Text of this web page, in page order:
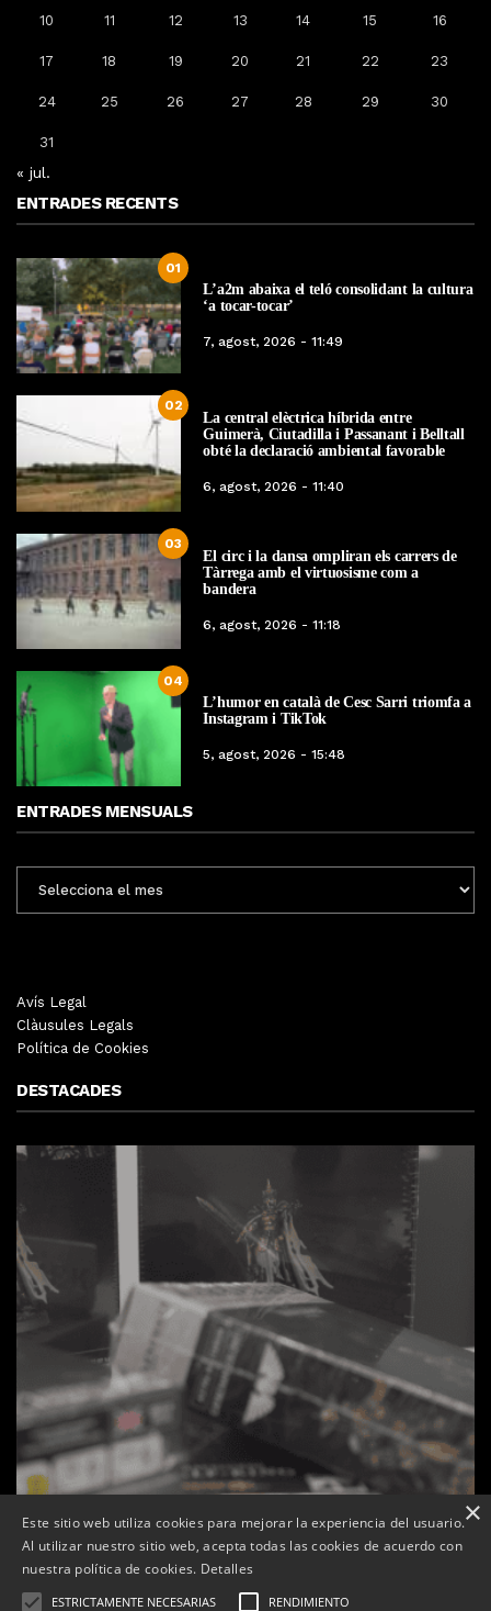
10 11 12 13 14 15 16
17 18 19 20 21 22 23
24 25 26 27 28 29 30
31
« jul.
ENTRADES RECENTS
01
L’a2m abaixa el teló consolidant la cultura
‘a tocar-tocar’
7, agost, 2026 - 11:49
02
La central elèctrica híbrida entre
Guimerà, Ciutadilla i Passanant i Belltall
obté la declaració ambiental favorable
6, agost, 2026 - 11:40
03
El circ i la dansa ompliran els carrers de
Tàrrega amb el virtuosisme com a
bandera
6, agost, 2026 - 11:18
04
L’humor en català de Cesc Sarri triomfa a
Instagram i TikTok
5, agost, 2026 - 15:48
ENTRADES MENSUALS
MENSUALS
Avís Legal
Clàusules Legals
Política de Cookies
DESTACADES
La botiga L’K de Balaguer es converteix en nou punt
×
Este sitio web utiliza cookies para mejorar la experiencia del usuario.
Al utilizar nuestro sitio web, acepta todas las cookies de acuerdo con
nuestra política de cookies. Detalles
ESTRICTAMENTE NECESARIAS RENDIMIENTO